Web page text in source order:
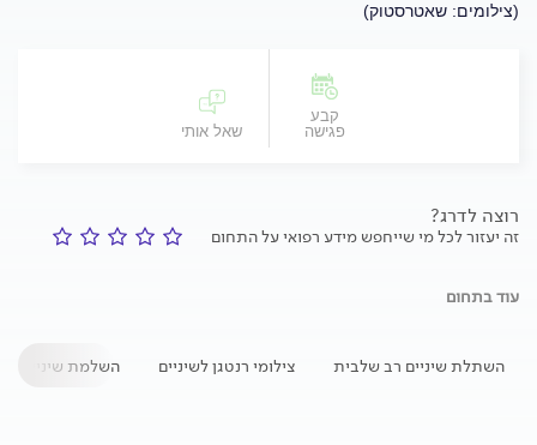
(צילומים: שאטרסטוק)
קבע
פגישה
שאל אותי
רוצה לדרג?
זה יעזור לכל מי שייחפש מידע רפואי על התחום
עוד בתחום
השתלת שיניים רב שלבית צילומי רנטגן לשיניים השלמת שיניים